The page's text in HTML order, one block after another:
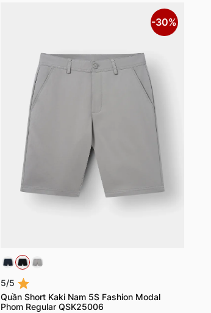
-30%
5/5
Quần Short Kaki Nam 5S Fashion Modal
Phom Regular QSK25006